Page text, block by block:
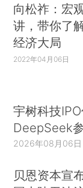
向松祚：宏
讲，带你了
经济大局
2022年04月06日
宇树科技
DeepSeek
2026年08月06日
贝恩资本宣